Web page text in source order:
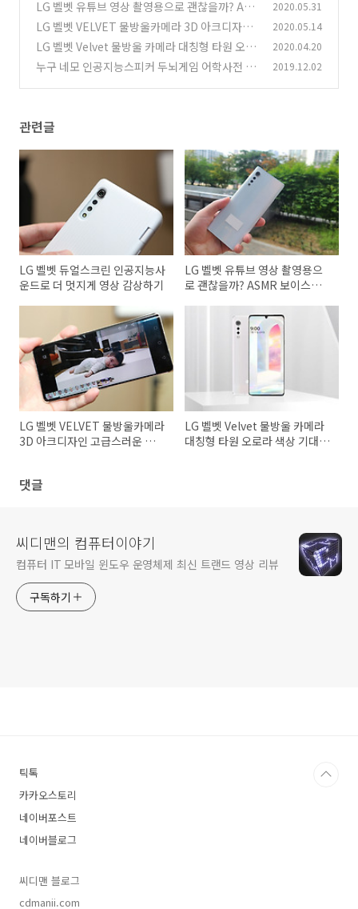
게 영상 감상하기
(0)
LG 벨벳 유튜브 영상 촬영용으로 괜찮을까? AS
MR 보이스아웃포커스 흔들림보정
(3)
2020.05.31
LG 벨벳 VELVET 물방울카메라 3D 아크디자인
고급스러운 외관 개봉기편 (0)
2020.05.14
LG 벨벳 Velvet 물방울 카메라 대칭형 타원 오로
라 색상 기대를 모으는 이유 (1)
2020.04.20
누구 네모 인공지능스피커 두뇌게임 어학사전 에
2019.12.02
관련글
LG 벨벳 듀얼스크린 인공지능사
운드로 더 멋지게 영상 감상하기
LG 벨벳 유튜브 영상 촬영용으
로 괜찮을까? ASMR 보이스아
LG 벨벳 VELVET 물방울카메라
3D 아크디자인 고급스러운 외관
LG 벨벳 Velvet 물방울 카메라
대칭형 타원 오로라 색상 기대를
댓글
씨디맨의 컴퓨터이야기
컴퓨터 IT 모바일 윈도우 운영체제 최신 트랜드 영상 리뷰
구독하기
틱톡
카카오스토리
네이버포스트
네이버블로그
씨디맨 블로그
cdmanii.com